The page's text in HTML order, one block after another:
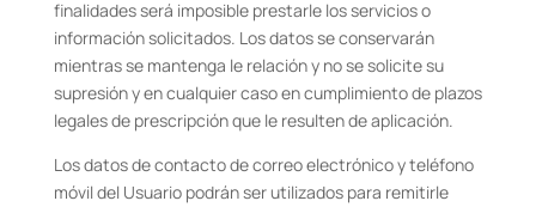
finalidades será imposible prestarle los servicios o
información solicitados. Los datos se conservarán
mientras se mantenga le relación y no se solicite su
supresión y en cualquier caso en cumplimiento de plazos
legales de prescripción que le resulten de aplicación.
Los datos de contacto de correo electrónico y teléfono
móvil del Usuario podrán ser utilizados para remitirle